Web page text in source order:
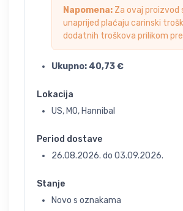
Napomena: Za ovaj proizvod
unaprijed plaćaju carinski
dodatnih troškova prilikom
Ukupno: 40,73€
Lokacija
US, MO, Hannibal
Period dostave
26.08.2026. do 03.09.2026.
Stanje
Novo s oznakama